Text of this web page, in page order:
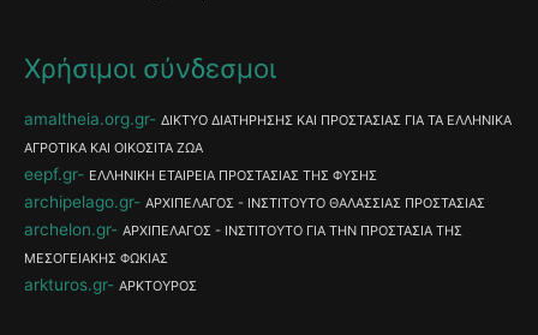
Χρήσιμοι σύνδεσμοι
amaltheia.org.gr
ΔΙΚΤΥΟ ΔΙΑΤΗΡΗΣΗΣ ΚΑΙ ΠΡΟΣΤΑΣΙΑΣ ΓΙΑ ΤΑ ΕΛΛΗΝΙΚΑ
ΑΓΡΟΤΙΚΑ ΚΑΙ ΟΙΚΟΣΙΤΑ ΖΩΑ
eepf.gr ΕΛΛΗΝΙΚΗ ΕΤΑΙΡΕΙΑ ΠΡΟΣΤΑΣΙΑΣ ΤΗΣ ΦΥΣΗΣ
archipelago.gr ΑΡΧΙΠΕΛΑΓΟΣ - ΙΝΣΤΙΤΟΥΤΟ ΘΑΛΑΣΣΙΑΣ ΠΡΟΣΤΑΣΙΑΣ
archelon.gr
ΑΡΧΙΠΕΛΑΓΟΣ - ΙΝΣΤΙΤΟΥΤΟ ΓΙΑ ΤΗΝ ΠΡΟΣΤΑΣΙΑ ΤΗΣ
ΜΕΣΟΓΕΙΑΚΗΣ ΦΩΚΙΑΣ
arkturos.gr ΑΡΚΤΟΥΡΟΣ